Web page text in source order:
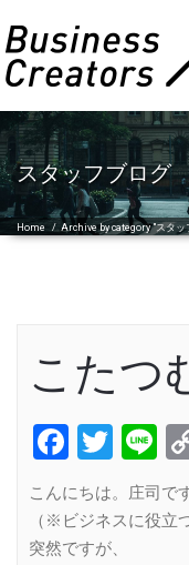
スタッフブログ
Home /Archive by category "スタッ
こたつ
こんにちは。庄司です
（※ビジネスに役立
突然ですが、